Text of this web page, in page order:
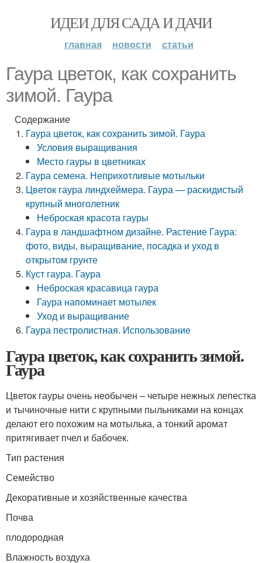
ИДЕИ ДЛЯ САДА И ДАЧИ
главная новости статьи
Гаура цветок, как сохранить
зимой. Гаура
Содержание
Гаура цветок, как сохранить зимой. Гаура
Условия выращивания
Место гауры в цветниках
Гаура семена. Неприхотливые мотыльки
Цветок гаура линдхеймера. Гаура — раскидистый
крупный многолетник
Неброская красота гауры
Гаура в ландшафтном дизайне. Растение Гаура:
фото, виды, выращивание, посадка и уход в
открытом грунте
Куст гаура. Гаура
Неброская красавица гаура
Гаура напоминает мотылек
Уход и выращивание
Гаура пестролистная. Использование
Гаура цветок, как сохранить зимой.
Гаура
Цветок гауры очень необычен – четыре нежных лепестка
и тычиночные нити с крупными пыльниками на концах
делают его похожим на мотылька, а тонкий аромат
притягивает пчел и бабочек.
Тип растения
Семейство
Декоративные и хозяйственные качества
Почва
плодородная
Влажность воздуха